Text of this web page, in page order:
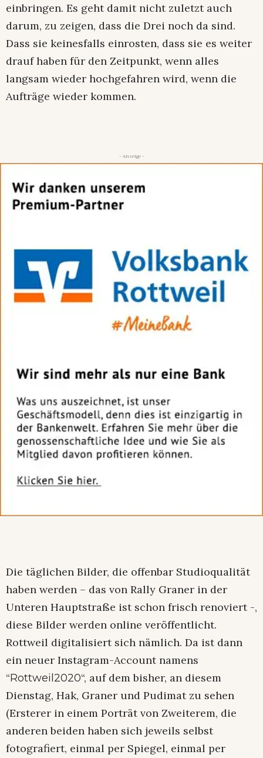
einbringen. Es geht damit nicht zuletzt auch
darum, zu zeigen, dass die Drei noch da sind.
Dass sie keinesfalls einrosten, dass sie es weiter
drauf haben für den Zeitpunkt, wenn alles
langsam wieder hochgefahren wird, wenn die
Aufträge wieder kommen.
- Anzeige -
Die täglichen Bilder, die offenbar Studioqualität
haben werden – das von Rally Graner in der
Unteren Hauptstraße ist schon frisch renoviert -,
diese Bilder werden online veröffentlicht.
Rottweil digitalisiert sich nämlich. Da ist dann
ein neuer Instagram-Account namens
“Rottweil2020“, auf dem bisher, an diesem
Dienstag, Hak, Graner und Pudimat zu sehen
(Ersterer in einem Porträt von Zweiterem, die
anderen beiden haben sich jeweils selbst
fotografiert, einmal per Spiegel, einmal per